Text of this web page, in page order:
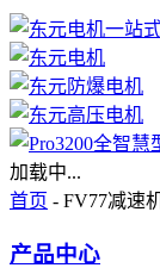
加载中...
首页 - FV77减速
产品中心